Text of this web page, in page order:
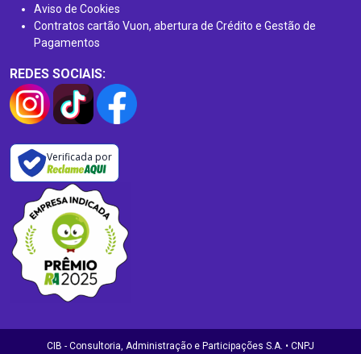
Aviso de Cookies
Contratos cartão Vuon, abertura de Crédito e Gestão de
Pagamentos
REDES SOCIAIS:
Verificada por
CIB - Consultoria, Administração e Participações S.A. • CNPJ